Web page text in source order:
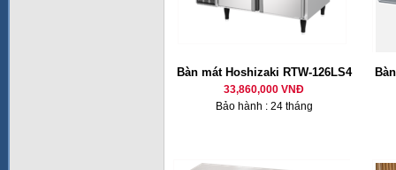
Bàn mát Hoshizaki RTW-126LS4
33,860,000 VNĐ
Bảo hành : 24 tháng